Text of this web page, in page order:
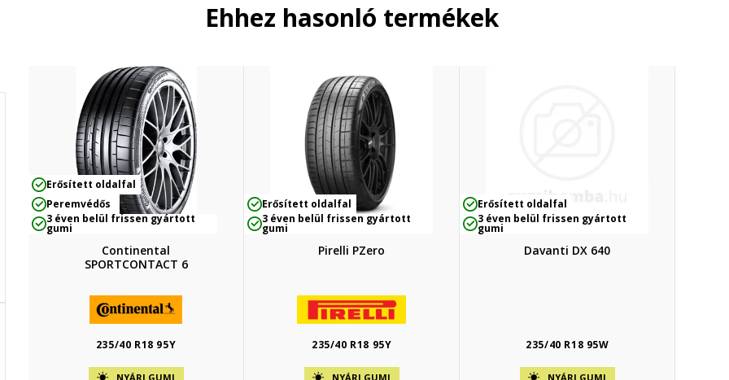
Ehhez hasonló termékek
Erősített oldalfal
Peremvédős
3 éven belül frissen gyártott
gumi
Continental
SPORTCONTACT 6
235/40 R18 95Y
NYÁRI GUMI
Erősített oldalfal
3 éven belül frissen gyártott
gumi
Pirelli PZero
235/40 R18 95Y
NYÁRI GUMI
Erősített oldalfal
3 éven belül frissen gyártott
gumi
Davanti DX 640
235/40 R18 95W
NYÁRI GUMI